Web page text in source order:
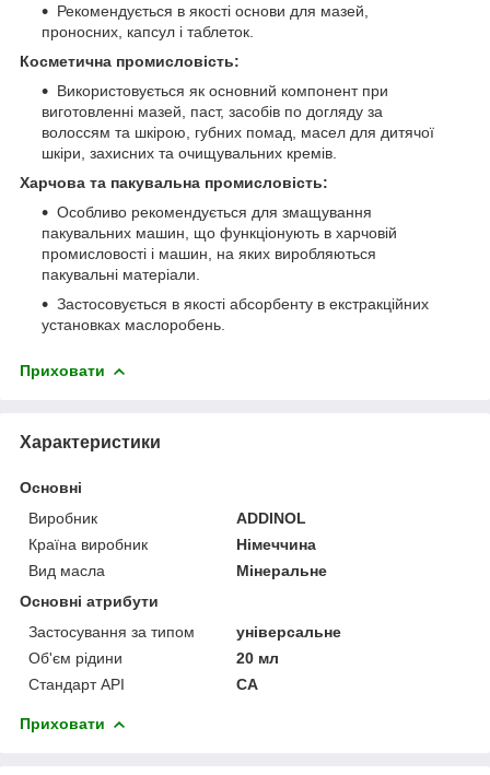
Рекомендується в якості основи для мазей,
проносних, капсул і таблеток.
Косметична промисловість:
Використовується як основний компонент при
виготовленні мазей, паст, засобів по догляду за
волоссям та шкірою, губних помад, масел для дитячої
шкіри, захисних та очищувальних кремів.
Харчова та пакувальна промисловість:
Особливо рекомендується для змащування
пакувальних машин, що функціонують в харчовій
промисловості і машин, на яких виробляються
пакувальні матеріали.
Застосовується в якості абсорбенту в екстракційних
установках маслоробень.
Приховати
Характеристики
Основні
Виробник
ADDINOL
Країна виробник
Німеччина
Вид масла
Мінеральне
Основні атрибути
Застосування за типом
універсальне
Об'єм рідини
20 мл
Стандарт API
CA
Приховати